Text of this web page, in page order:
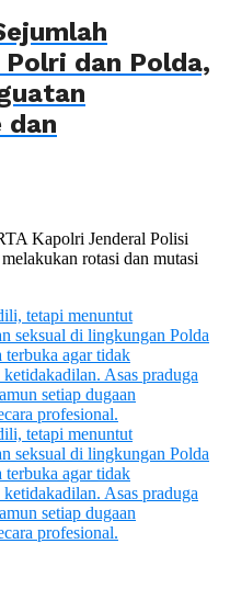
dan Polda,
dan
Kapolri Jenderal Polisi
rotasi dan mutasi